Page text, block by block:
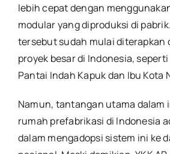
lebih cepat dengan
modular yang diproduksi di
tersebut sudah mulai diterapkan
proyek besar di Indonesia,
Pantai Indah Kapuk dan Ibu Kota
Namun, tantangan utama dalam
rumah prefabrikasi di Indonesia
dalam mengadopsi sistem ini ke